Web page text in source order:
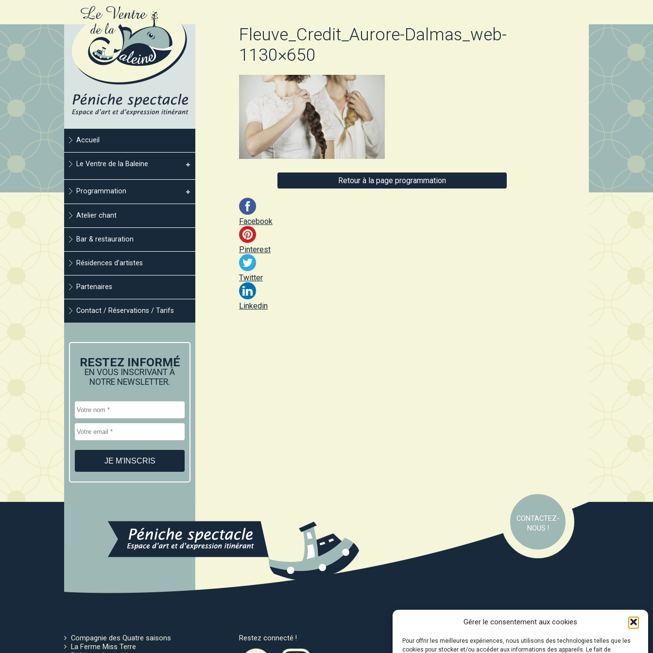
Gérer le consentement aux cookies
Pour offrir les meilleures expériences, nous utilisons des technologies telles que les
cookies pour stocker et/ou accéder aux informations des appareils. Le fait de
Accueil
Le Ventre de la Baleine
Programmation
Atelier chant
Bar & restauration
Résidences d’artistes
Partenaires
Contact / Réservations / Tarifs
RESTEZ INFORMÉ
EN VOUS INSCRIVANT À
NOTRE NEWSLETTER.
Fleuve_Credit_Aurore-Dalmas_web-
1130×650
Retour à la page programmation
Facebook
Pinterest
Twitter
Linkedin
CONTACTEZ-
NOUS !
Compagnie des Quatre saisons
La Ferme Miss Terre
Restez connecté ! Avec le soutien de :